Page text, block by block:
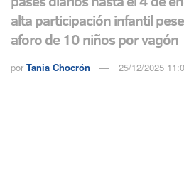
alta participación infantil
aforo de 10 niños por vagón
por Tania Chocrón 25/12/2025